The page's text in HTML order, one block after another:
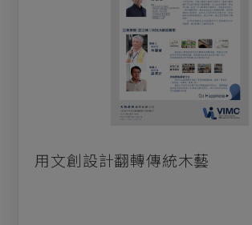
子貢學院
用文創設計翻轉傳統木藝